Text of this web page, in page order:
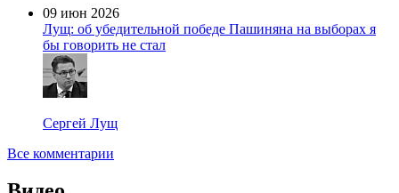
09 июн 2026
Лущ: об убедительной победе Пашиняна на выборах я
бы говорить не стал
Сергей Лущ
Все комментарии